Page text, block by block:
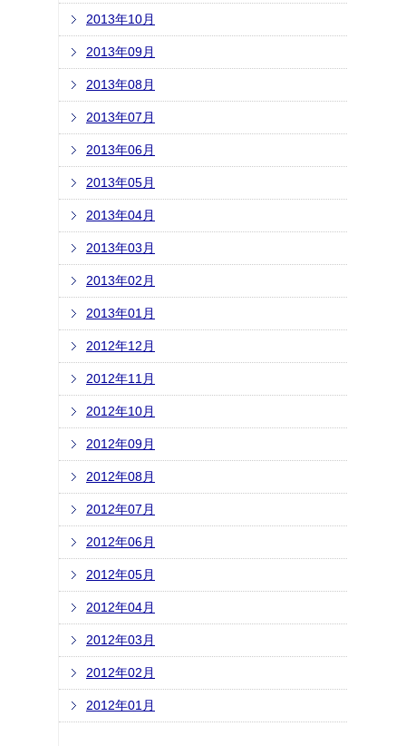
2013年10月
2013年09月
2013年08月
2013年07月
2013年06月
2013年05月
2013年04月
2013年03月
2013年02月
2013年01月
2012年12月
2012年11月
2012年10月
2012年09月
2012年08月
2012年07月
2012年06月
2012年05月
2012年04月
2012年03月
2012年02月
2012年01月